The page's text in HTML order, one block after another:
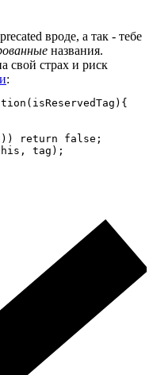
вроде, а так - тебе
названия.
свой страх и риск
:
return false;
tag);